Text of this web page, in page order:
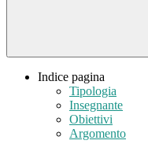
Indice pagina
Tipologia
Insegnante
Obiettivi
Argomento